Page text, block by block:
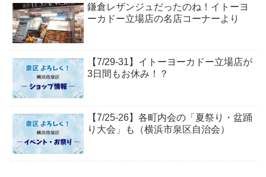
鎌倉レザンジュだったのね！イトーヨ
ーカドー立場店の名店コーナーより
【7/29-31】イトーヨーカドー立場店が
3日間もお休み！？
【7/25-26】各町内会の「夏祭り・盆踊
り大会」も（横浜市泉区自治会）